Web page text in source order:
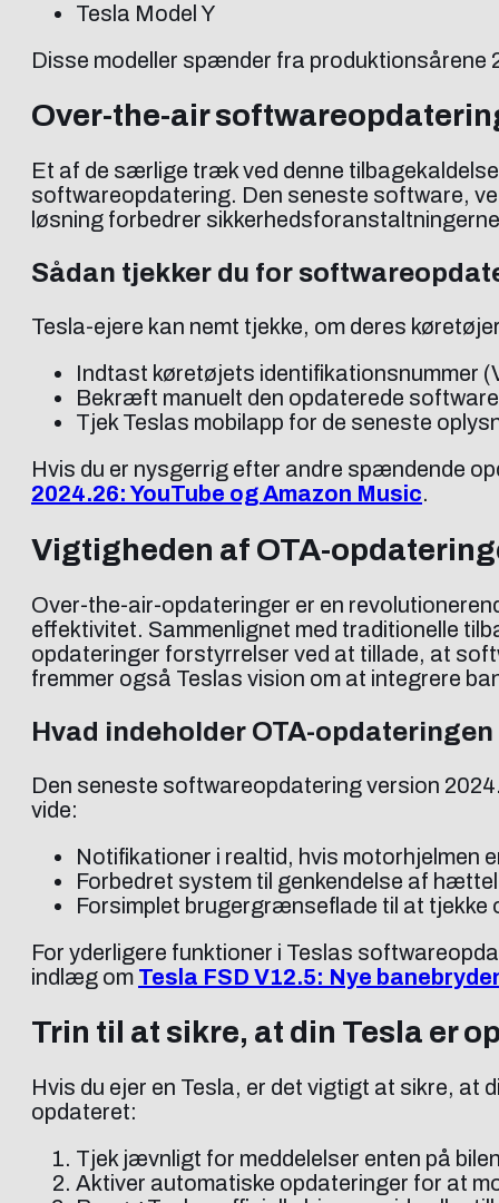
Tesla Model Y
Disse modeller spænder fra produktionsårene
Over-the-air
Et af de særlige træk ved denne
softwareopdatering. Den seneste software,
løsning forbedrer
Sådan tjekker du for
Tesla-ejere kan nemt tjekke, om deres
Indtast køretøjets identifikationsnummer
Bekræft manuelt den opdaterede
Tjek Teslas mobilapp for de seneste
Hvis du er nysgerrig efter andre spændende
2024.26: YouTube og Amazon Music.
Vigtigheden af OTA-
Over-the-air-opdateringer er en
effektivitet. Sammenlignet med traditionelle
opdateringer forstyrrelser ved at tillade, at
fremmer også Teslas vision om at integrere
Hvad indeholder OTA-opdateringen
Den seneste softwareopdatering version
vide:
Notifikationer i realtid, hvis motorhjelmen
Forbedret system til genkendelse af
Forsimplet brugergrænseflade til at
For yderligere funktioner i Teslas
indlæg om Tesla FSD V12.5: Nye
Trin til at sikre, at din Tesla er
Hvis du ejer en Tesla, er det vigtigt at sikre, at
opdateret:
Tjek jævnligt for meddelelser enten på
Aktiver automatiske opdateringer for at